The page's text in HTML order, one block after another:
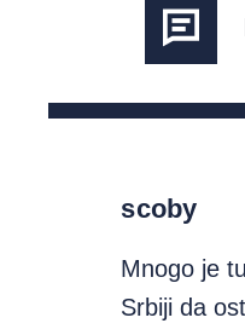
scoby
Mnogo je
Srbiji da